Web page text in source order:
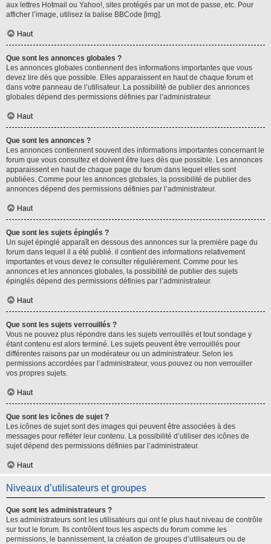
aux lettres Hotmail ou Yahoo!, sites protégés par un mot de passe, etc. Pour
afficher l’image, utilisez la balise BBCode [img].
Haut
Que sont les annonces globales ?
Les annonces globales contiennent des informations importantes que vous
devez lire dès que possible. Elles apparaissent en haut de chaque forum et
dans votre panneau de l’utilisateur. La possibilité de publier des annonces
globales dépend des permissions définies par l’administrateur.
Haut
Que sont les annonces ?
Les annonces contiennent souvent des informations importantes concernant le
forum que vous consultez et doivent être lues dès que possible. Les annonces
apparaissent en haut de chaque page du forum dans lequel elles sont
publiées. Comme pour les annonces globales, la possibilité de publier des
annonces dépend des permissions définies par l’administrateur.
Haut
Que sont les sujets épinglés ?
Un sujet épinglé apparaît en dessous des annonces sur la première page du
forum dans lequel il a été publié. il contient des informations relativement
importantes et vous devez le consulter régulièrement. Comme pour les
annonces et les annonces globales, la possibilité de publier des sujets
épinglés dépend des permissions définies par l’administrateur.
Haut
Que sont les sujets verrouillés ?
Vous ne pouvez plus répondre dans les sujets verrouillés et tout sondage y
étant contenu est alors terminé. Les sujets peuvent être verrouillés pour
différentes raisons par un modérateur ou un administrateur. Selon les
permissions accordées par l’administrateur, vous pouvez ou non verrouiller
vos propres sujets.
Haut
Que sont les icônes de sujet ?
Les icônes de sujet sont des images qui peuvent être associées à des
messages pour refléter leur contenu. La possibilité d’utiliser des icônes de
sujet dépend des permissions définies par l’administrateur.
Haut
Niveaux d’utilisateurs et groupes
Que sont les administrateurs ?
Les administrateurs sont les utilisateurs qui ont le plus haut niveau de contrôle
sur tout le forum. Ils contrôlent tous les aspects du forum comme les
permissions, le bannissement, la création de groupes d’utilisateurs ou de